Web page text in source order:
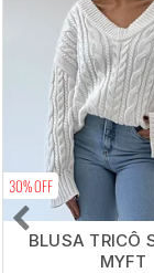
30% OFF
BLUSA TRICÔ
MYFT